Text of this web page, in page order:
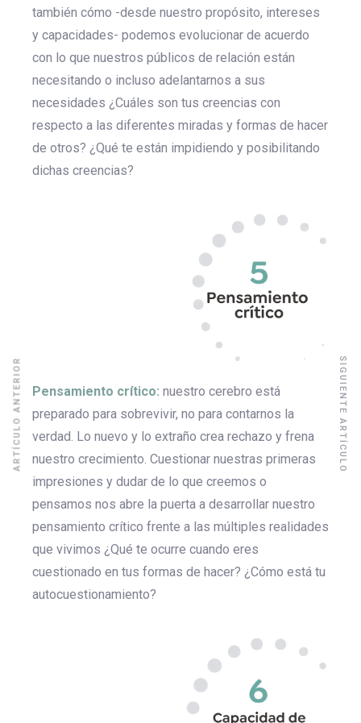
también cómo -desde nuestro propósito, intereses
y capacidades- podemos evolucionar de acuerdo
con lo que nuestros públicos de relación están
necesitando o incluso adelantarnos a sus
necesidades ¿Cuáles son tus creencias con
respecto a las diferentes miradas y formas de hacer
de otros? ¿Qué te están impidiendo y posibilitando
dichas creencias?
Pensamiento crítico: nuestro cerebro está
preparado para sobrevivir, no para contarnos la
verdad. Lo nuevo y lo extraño crea rechazo y frena
nuestro crecimiento. Cuestionar nuestras primeras
impresiones y dudar de lo que creemos o
pensamos nos abre la puerta a desarrollar nuestro
pensamiento crítico frente a las múltiples realidades
que vivimos ¿Qué te ocurre cuando eres
cuestionado en tus formas de hacer? ¿Cómo está tu
autocuestionamiento?
ARTÍCULO ANTERIOR SIGUIENTE ARTÍCULO